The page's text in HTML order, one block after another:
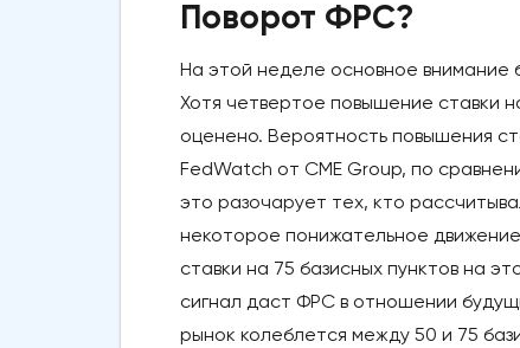
Поворот ФРС?
На этой неделе основное
Хотя четвертое повышение ставки
оценено. Вероятность повышения
FedWatch от CME Group, по
это разочарует тех, кто
некоторое понижательное
ставки на 75 базисных пунктов на
сигнал даст ФРС в отношении
рынок колеблется между 50 и 75